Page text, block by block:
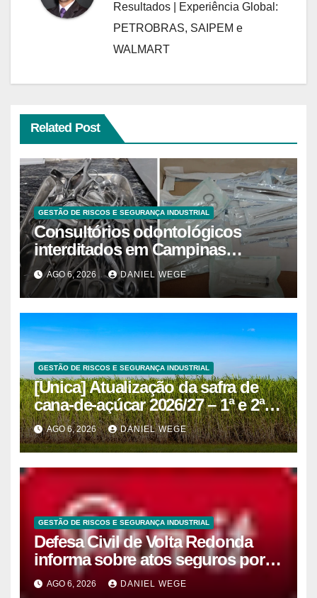
Resultados | Experiência Global:
PETROBRAS, SAIPEM e
WALMART
Related Post
GESTÃO DE RISCOS E SEGURANÇA INDUSTRIAL
Consultórios odontológicos
interditados em Campinas
superam 2025
AGO 6, 2026 DANIEL WEGE
GESTÃO DE RISCOS E SEGURANÇA INDUSTRIAL
[Unica] Atualização da safra de
cana-de-açúcar 2026/27 – 1ª e 2ª
quinzenas de junho
AGO 6, 2026 DANIEL WEGE
GESTÃO DE RISCOS E SEGURANÇA INDUSTRIAL
Defesa Civil de Volta Redonda
informa sobre atos seguros por
conta de efeitos meteorológicos
AGO 6, 2026 DANIEL WEGE